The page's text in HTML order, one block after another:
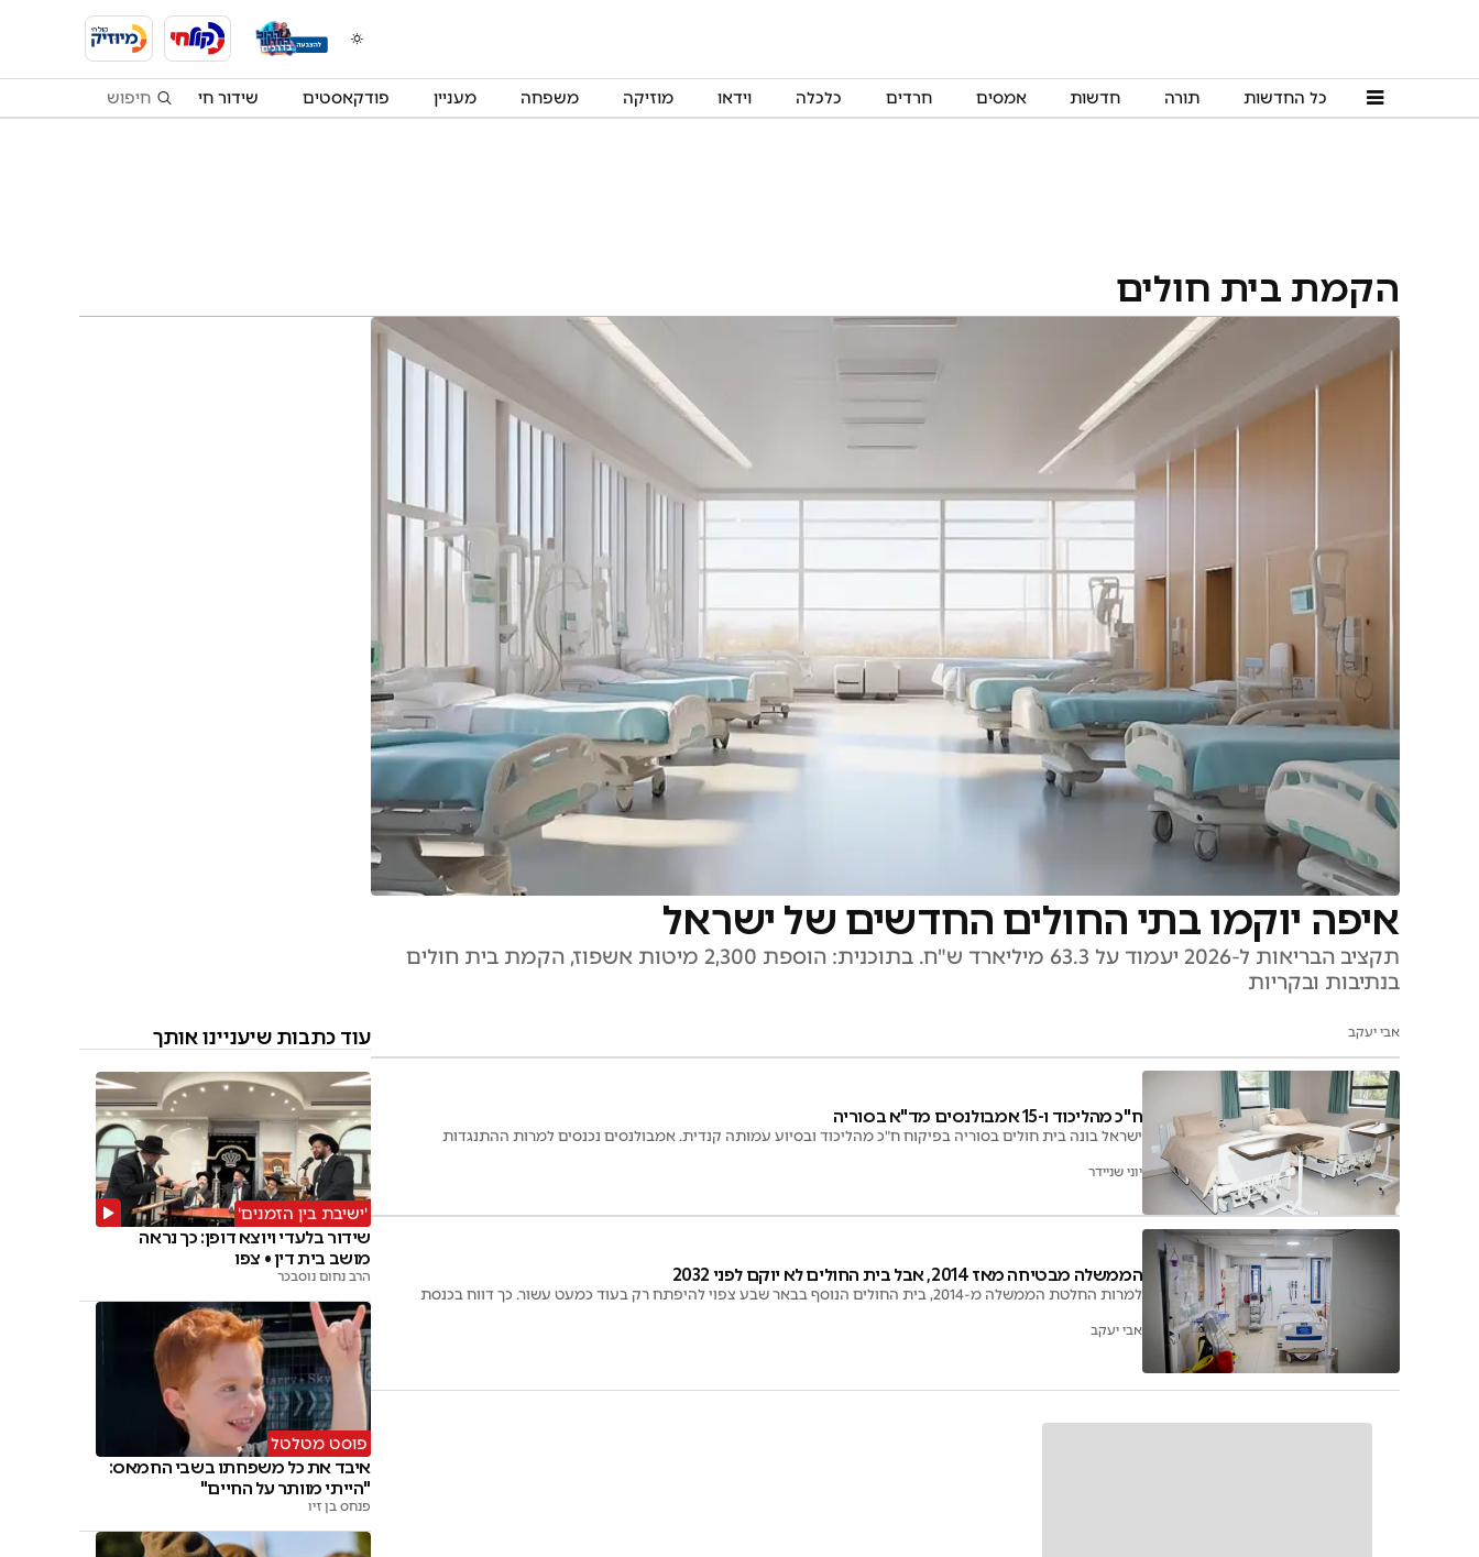
כל החדשות תורה חדשות אמסים חרדים כלכלה וידאו מוזיקה משפחה מעניין פודקאסטים שידור חי
הקמת בית חולים
איפה יוקמו בתי החולים החדשים של ישראל
תקציב הבריאות ל-2026 יעמוד על 63.3 מיליארד ש"ח. בתוכנית: הוספת 2,300 מיטות אשפוז, הקמת בית חולים
בנתיבות ובקריות
אבי יעקב
ח"כ מהליכוד ו-15 אמבולנסים מד"א בסוריה
ישראל בונה בית חולים בסוריה בפיקוח ח"כ מהליכוד ובסיוע עמותה קנדית. אמבולנסים נכנסים למרות ההתנגדות
יוני שניידר
הממשלה מבטיחה מאז 2014, אבל בית החולים לא יוקם לפני 2032
למרות החלטת הממשלה מ-2014, בית החולים הנוסף בבאר שבע צפוי להיפתח רק בעוד כמעט עשור. כך דווח בכנסת
אבי יעקב
עוד כתבות שיעניינו אותך
'ישיבת בין הזמנים'
שידור בלעדי ויוצא דופן: כך נראה
מושב בית דין • צפו
הרב נחום נוסבכר
פוסט מטלטל
איבד את כל משפחתו בשבי החמאס:
"הייתי מוותר על החיים"
פנחס בן זיו